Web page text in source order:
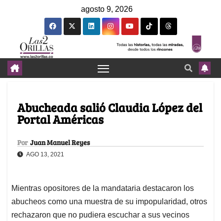
agosto 9, 2026
Abucheada salió Claudia López del
Portal Américas
Por Juan Manuel Reyes
AGO 13, 2021
Mientras opositores de la mandataria destacaron los
abucheos como una muestra de su impopularidad, otros
rechazaron que no pudiera escuchar a sus vecinos